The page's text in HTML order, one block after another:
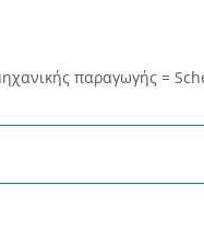
παραγωγής =